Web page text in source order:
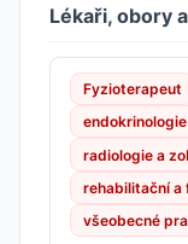
Lékaři, obory
Fyzioterapeut
radiologie a
rehabilitační a
všeobecné